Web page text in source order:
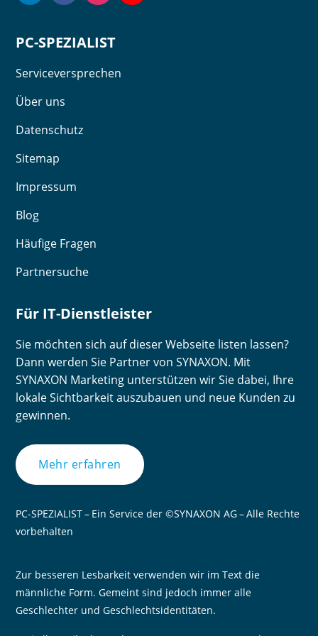
PC-SPEZIALIST
Serviceversprechen
Über uns
Datenschutz
Sitemap
Impressum
Blog
Häufige Fragen
Partnersuche
Für IT-Dienstleister
Sie möchten sich auf dieser Webseite listen lassen?
Dann werden Sie Partner von SYNAXON. Mit
SYNAXON Marketing unterstützen wir Sie dabei, Ihre
lokale Sichtbarkeit auszubauen und neue Kunden zu
gewinnen.
Mehr erfahren
PC-SPEZIALIST – Ein Service der ©SYNAXON AG – Alle Rechte
vorbehalten
Zur besseren Lesbarkeit verwenden wir im Text die
männliche Form. Gemeint sind jedoch immer alle
Geschlechter und Geschlechtsidentitäten.